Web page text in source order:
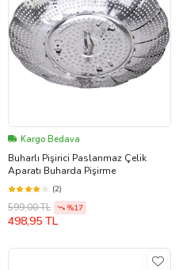
Kargo Bedava
Buharlı Pişirici Paslanmaz Çelik
Aparatı Buharda Pişirme
(2)
599,00 TL %17
498,95 TL